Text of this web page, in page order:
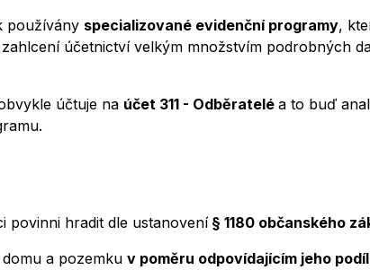
používány specializované evidenční programy,
účetnictví velkým množstvím podrobných
účtuje na účet 311 - Odběrateléa to buď
povinni hradit dle ustanovení§ 1180 občanského
domu a pozemkuv poměru odpovídajícím jeho